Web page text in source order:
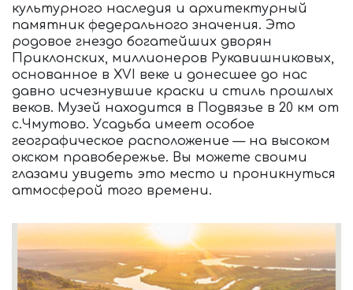
культурного наследия и архитектурный
памятник федерального значения. Это
родовое гнездо богатейших дворян
Приклонских, миллионеров Рукавишниковых,
основанное в XVI веке и донесшее до нас
давно исчезнувшие краски и стиль прошлых
веков. Музей находится в Подвязье в 20 км от
с.Чмутово. Усадьба имеет особое
географическое расположение — на высоком
окском правобережье. Вы можете своими
глазами увидеть это место и проникнуться
атмосферой того времени.